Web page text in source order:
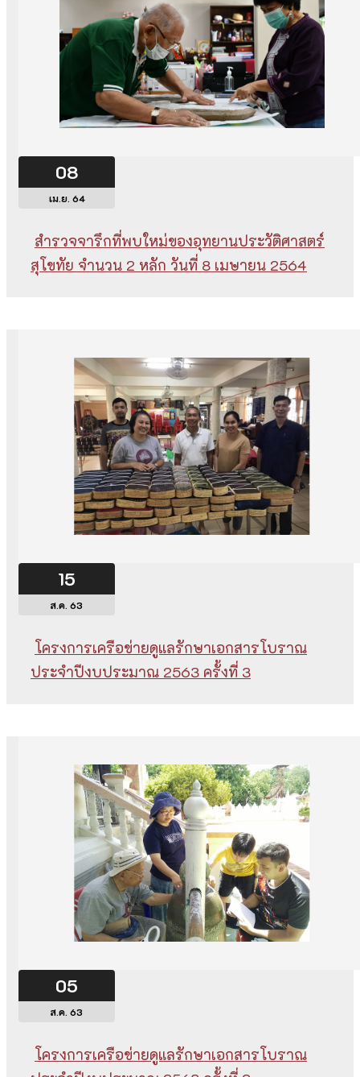
08
เม.ย. 64
สำรวจจารึกที่พบใหม่ของอุทยานประวัติศาสตร์
สุโขทัย จำนวน 2 หลัก วันที่ 8 เมษายน 2564
15
ส.ค. 63
โครงการเครือข่ายดูแลรักษาเอกสารโบราณ
ประจำปีงบประมาณ 2563 ครั้งที่ 3
05
ส.ค. 63
โครงการเครือข่ายดูแลรักษาเอกสารโบราณ